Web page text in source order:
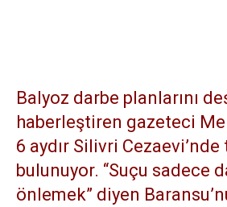
Balyoz darbe planlarını
haberleştiren gazeteci
6 aydır Silivri
bulunuyor. “Suçu sadece
önlemek” diyen